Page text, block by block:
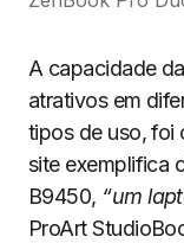
A capacidade
atrativos em
tipos de uso, foi
site exemplifica
B9450, “um
ProArt